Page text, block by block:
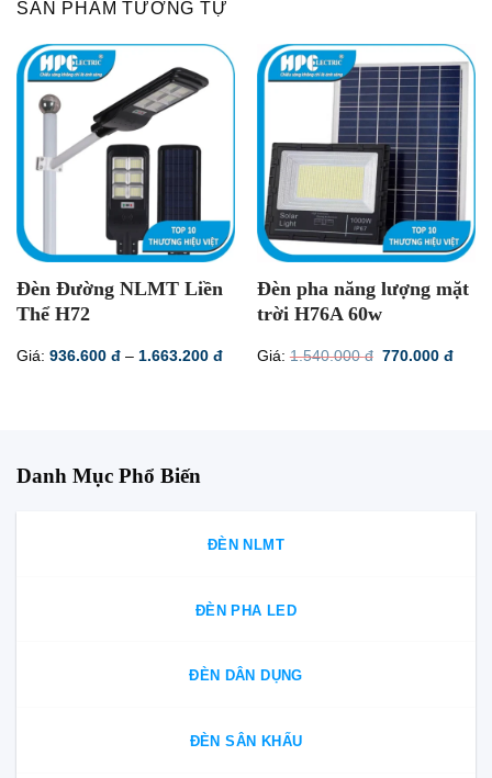
SẢN PHẨM TƯƠNG TỰ
Đèn Đường NLMT Liền
Thể H72
Giá: 936.600 đ – 1.663.200 đKhoảng
Đèn pha năng lượng mặt
trời H76A 60w
Giá:1.540.000đ Giá
770.000 đGiá
Danh Mục Phổ Biến
ĐÈN NLMT
ĐÈN PHA LED
ĐÈN DÂN DỤNG
ĐÈN SÂN KHẤU